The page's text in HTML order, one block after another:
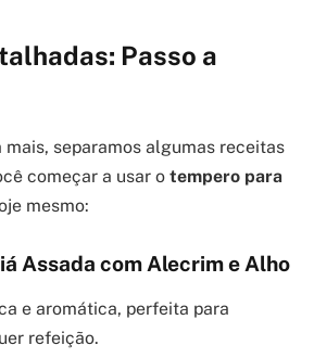
Passo a
separamos algumas receitas
começar a usar o tempero para
mesmo:
Assada com Alecrim e Alho
e aromática, perfeita para
refeição.